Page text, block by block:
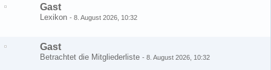
Gast
Lexikon - 8. August 2026, 10:32
Gast
Betrachtet die Mitgliederliste - 8. August 2026, 10:32